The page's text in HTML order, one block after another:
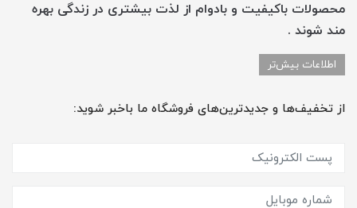
محصولات باکیفیت و بادوام از لذت بیشتری در زندگی بهره
مند شوند .
اطلاعات بیش‌تر
از تخفیف‌ها و جدیدترین‌های فروشگاه ما باخبر شوید: